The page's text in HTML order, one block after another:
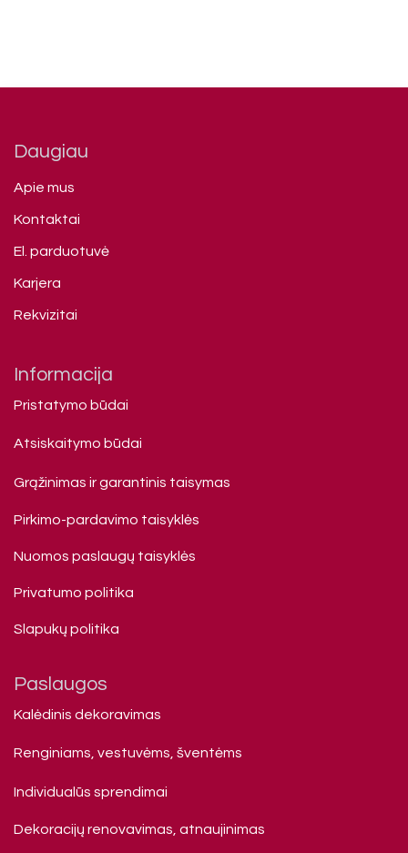
Daugiau
Apie mus
Kontaktai
El. parduotuvė
Karjera
Rekvizitai
Informacija
Pristatymo būdai
Atsiskaitymo būdai
Grąžinimas ir garantinis taisymas
Pirkimo-pardavimo taisyklės
Nuomos paslaugų taisyklės
Privatumo politika
Slapukų politika
Paslaugos
Kalėdinis dekoravimas
Renginiams, vestuvėms, šventėms
Individualūs sprendimai
Dekoracijų renovavimas, atnaujinimas